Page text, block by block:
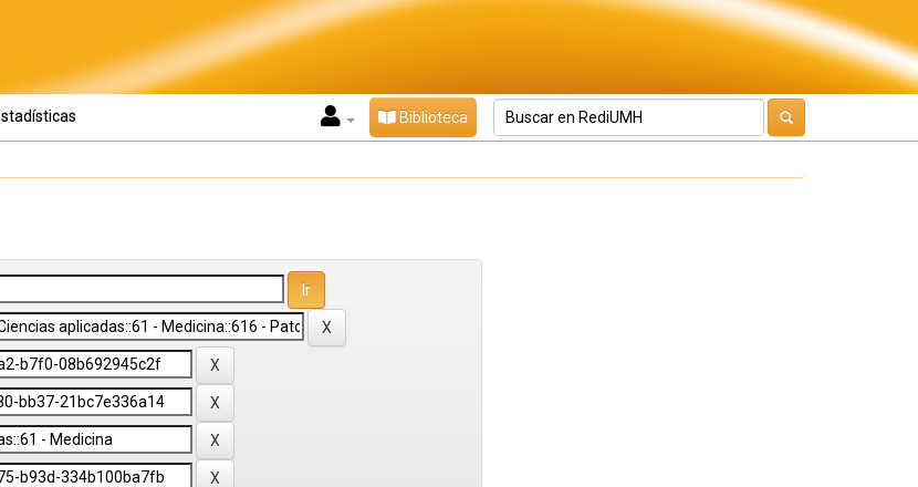
Biblioteca